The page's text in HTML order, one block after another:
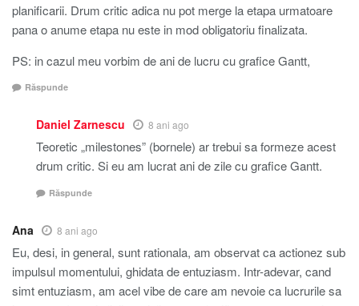
planificarii. Drum critic adica nu pot merge la etapa urmatoare
pana o anume etapa nu este in mod obligatoriu finalizata.
PS: in cazul meu vorbim de ani de lucru cu grafice Gantt,
Răspunde
Daniel Zarnescu 8 ani ago
Teoretic „milestones” (bornele) ar trebui sa formeze acest
drum critic. Si eu am lucrat ani de zile cu grafice Gantt.
Răspunde
Ana 8 ani ago
Eu, desi, in general, sunt rationala, am observat ca actionez sub
impulsul momentului, ghidata de entuziasm. Intr-adevar, cand
simt entuziasm, am acel vibe de care am nevoie ca lucrurile sa